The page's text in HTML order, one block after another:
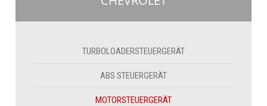
TURBOLOADERSTEUERGERÄT
ABS STEUERGERÄT
MOTORSTEUERGERÄT